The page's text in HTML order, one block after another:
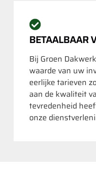
BETAALBAAR
Bij Groen
waarde van uw
eerlijke tarieven
aan de kwaliteit
tevredenheid
onze